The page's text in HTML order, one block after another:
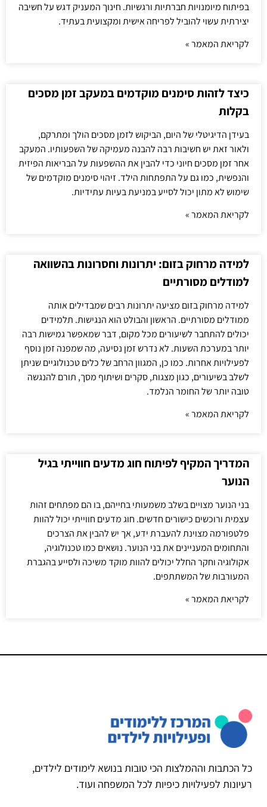
בפיתוח מיומנויות חברתיות ורגשיות. חינוך המעניק דגש על חשיבה
יצירתית עשוי להוביל לפריחה אישית ומקצועית בעתיד.
לקריאת המאמר »
כיצד לזהות סימנים מוקדמים במעקב זמן מסכים
בקלות
בעידן הדיגיטלי של היום, הביקוש לזמן מסכים הולך ומתרקם,
ולאור זאת יש חשיבות רבה להבנה מעמיקה של השפעותיו. המעקב
אחר זמן מסכים חיוני כדי להבין את ההשפעות על הבריאות הפיזית
והנפשית, כמו גם על התפתחות הילד. זיהוי סימנים מוקדמים של
שימוש לא מתון יכול לסייע במניעת בעיות עתידיות.
לקריאת המאמר »
למידה מרחוק בזום: יתרונות וחסרונות בהשוואה
למודלים מסורתיים
למידה מרחוק בזום מציעה יתרונות רבים שמבדילים אותה
ממודלים מסורתיים. הראשון והבולט הוא הנגישות. תלמידים
יכולים להתחבר לשיעורים מכל מקום, דבר שמאפשר גמישות רבה
יותר במערכת השעות. לא נדרש זמן נסיעה, מה שמפנה זמן נוסף
לפעילויות אחרות. כמו כן, המגוון הרחב של כלים טכנולוגיים שניתן
לשלב בשיעורים, כגון מצגות, סקרים ושיתוף מסך, תורם להנגשה
טובה יותר של החומר הנלמד.
לקריאת המאמר »
המדריך המקיף לפיתוח חוג מדעים חווייתי בגיל
הנוער
בני הנוער מצויים בשלב משמעותי בחייהם, בו הם מפתחים זהות
עצמית ורוכשים כישורים חדשים. חוג מדעים חווייתי יכול להוות
פלטפורמה מצוינת להעברת ידע, אך יש להבין את הצרכים
והתחומים המעניינים את בני הנוער. נושאים כמו טכנולוגיה,
אקולוגיה וחקר החלל יכולים להוות מוקד משיכה ולסייע בהגברת
המעורבות של המשתתפים.
לקריאת המאמר »
כל הכתבות וההמלצות הכי טובות בנושא לימודים לילדים,
רעיונות לפעילויות כיפיות לכל המשפחה ועוד.